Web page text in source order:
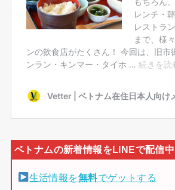
生活情報を無料でゲットする